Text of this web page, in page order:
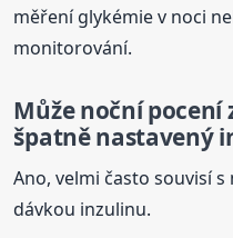
měření glykémie v noci
monitorování.
Může nočnípocení
špatně nastavený
Ano, velmi často souvisí
dávkou inzulinu.